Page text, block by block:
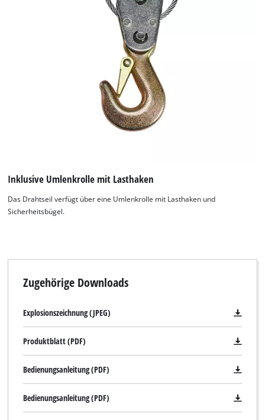
to trackers that are not disclosed to the
the site with their CMP to add this content
to the list of technologies used.
Management Platform
Inklusive Umlenkrolle mit Lasthaken
Das Drahtseil verfügt über eine Umlenkrolle mit Lasthaken und
Sicherheitsbügel.
Zugehörige Downloads
Explosionszeichnung (JPEG)
Produktblatt (PDF)
Bedienungsanleitung (PDF)
Bedienungsanleitung (PDF)